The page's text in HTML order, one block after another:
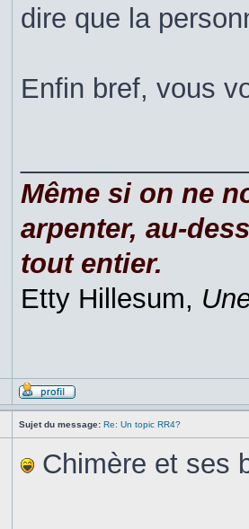
dire que la
Enfin bref, vous
Même si on ne
arpenter, au-
tout entier.
Etty Hillesum,
Sujet du message: Re: Un topic RR4?
Chimère et ses